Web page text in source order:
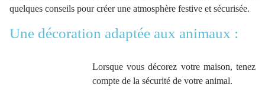
quelques conseils pour créer une atmosphère festive et sécurisée.
Une décoration adaptée aux animaux :
Lorsque vous décorez votre maison, tenez
compte de la sécurité de votre animal.